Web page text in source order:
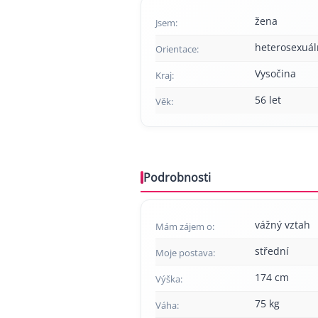
Jsem: žena
Orientace:
Kraj: Vysočina
Věk: 56 let
Podrobnosti
Mám zájem o: vážný vztah
Moje postava: střední
Výška: 174 cm
Váha: 75 kg